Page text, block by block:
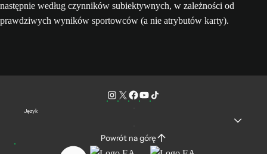
następnie według czynników subiektywnych, w zależności od
prawdziwych wyników sportowców (a nie atrybutów karty).
Język
Powrót na górę